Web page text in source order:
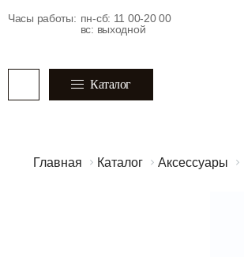
Часы работы: пн-сб: 11 00-20 00
вс: выходной
Каталог
Главная Каталог Аксессуары